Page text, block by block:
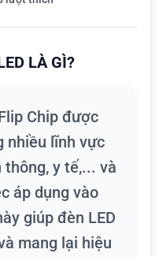
LÀ GÌ?
Chip được
nhiều lĩnh vực
thông, y tế,... và
áp dụng vào
giúp đèn LED
mang lại hiệu